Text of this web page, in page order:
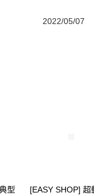
2022/05/07
型 [EASY SHOP] 超